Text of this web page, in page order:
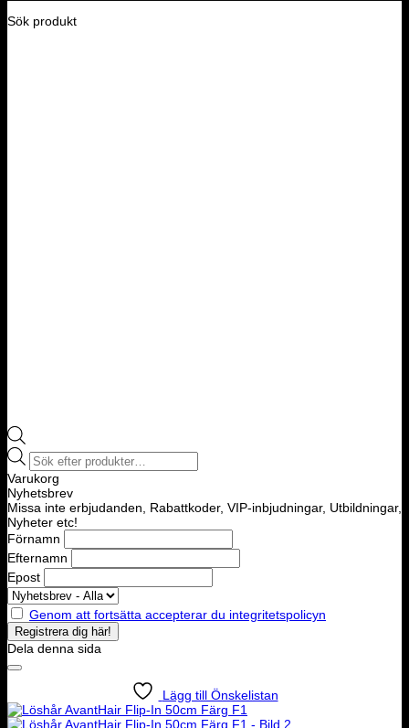
Sök produkt
Products
search
Varukorg
Nyhetsbrev
Missa inte erbjudanden, Rabattkoder, VIP-inbjudningar, Utbildningar,
Nyheter etc!
Förnamn
Efternamn
Epost
Genom att fortsätta accepterar du integritetspolicyn
Dela denna sida
Lägg till Önskelistan